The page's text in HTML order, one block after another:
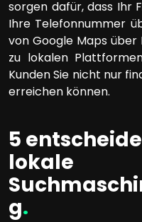
sorgen dafür, dass Ihr
Ihre Telefonnummer
von Google Maps über
zu lokalen
Kunden Sie nicht nur
erreichen können.
5
lokale
g.